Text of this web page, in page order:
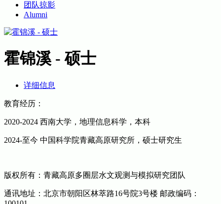
团队掠影
Alumni
霍锦溪 - 硕士
详细信息
教育经历：
2020-2024 西南大学，地理信息科学，本科
2024-至今 中国科学院青藏高原研究所，硕士研究生
版权所有：青藏高原多圈层水文观测与模拟研究团队
通讯地址：北京市朝阳区林萃路16号院3号楼 邮政编码：